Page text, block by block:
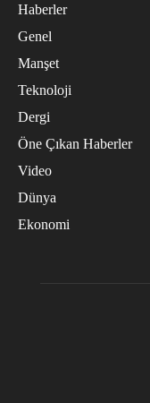
Haberler
Genel
Manşet
Teknoloji
Dergi
Öne Çıkan Haberler
Video
Dünya
Ekonomi